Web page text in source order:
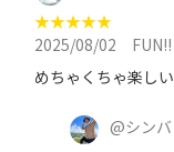
★★★★★
2025/08/02
FUN!!
めちゃくちゃ楽し
@シンバ